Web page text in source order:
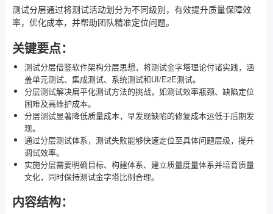
测试分层通过将测试活动划分为不同级别，有效提升质量保障效
率，优化成本，并帮助团队精准定位问题。
关键要点：
测试分层借鉴软件架构分层思想，将测试金字塔理论付诸实践，涵
盖单元测试、集成测试、系统测试和UI/E2E测试。
分层测试解决扁平化测试方法的挑战，如测试效率瓶颈、缺陷定位
困难及高维护成本。
分层测试显著降低质量成本，早发现缺陷的修复成本远低于后期发
现。
通过分层测试体系，测试失败能够快速定位至具体问题层级，提升
调试效率。
实施分层需要明确目标、构建体系、建立质量度量体系并培育质量
文化，同时保持测试金字塔比例合理。
内容结构：